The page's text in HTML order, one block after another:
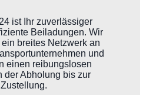
ist Ihr zuverlässiger
Beiladungen. Wir
breites Netzwerk an
und
einen reibungslosen
der Abholung bis zur
Zustellung.